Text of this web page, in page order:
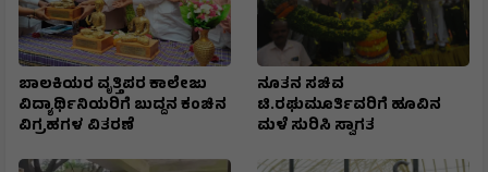
ಬಾಲಕಿಯರ ವೃತ್ತಿಪರ ಕಾಲೇಜು
ವಿದ್ಯಾರ್ಥಿನಿಯರಿಗೆ ಬುದ್ದನ ಕಂಚಿನ
ವಿಗ್ರಹಗಳ ವಿತರಣೆ
ನೂತನ ಸಚಿವ
ಟಿ.ರಘುಮೂರ್ತಿವರಿಗೆ ಹೂವಿನ
ಮಳೆ ಸುರಿಸಿ ಸ್ವಾಗತ